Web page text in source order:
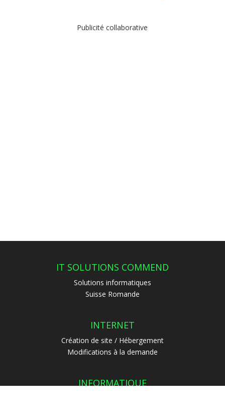
Publicité collaborative
IT SOLUTIONS COMMEND
Solutions informatiques
Suisse Romande
INTERNET
Création de site / Hébergement
Modifications à la demande
INFORMATIQUE